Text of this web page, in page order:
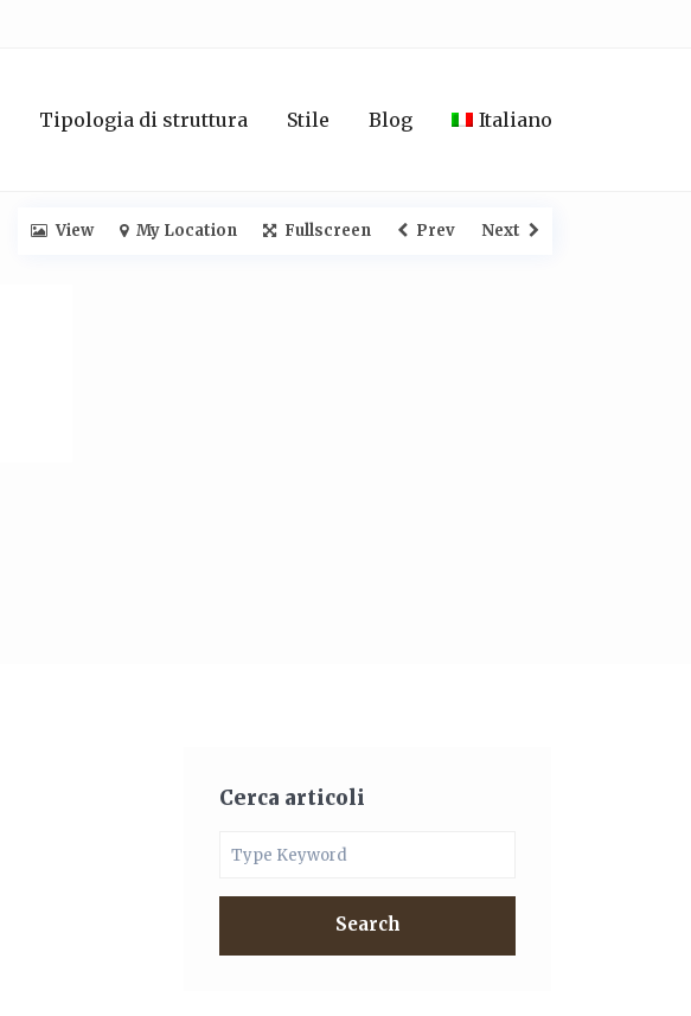
Tipologia di struttura Stile Blog Italiano
View My Location Fullscreen Prev Next
Cerca articoli
Search